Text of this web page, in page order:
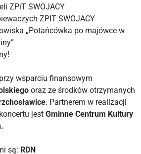
ZPiT SWOJACY
ZPIT SWOJACY
„Potańcówka po majówce w
wsparciu finansowym
oraz ze środków otrzymanych
. Partnerem w realizacji
jest Gminne Centrum Kultury
są: RDN